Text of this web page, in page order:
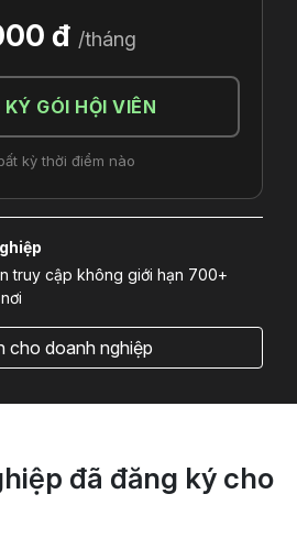
đ /tháng
GÓI HỘI VIÊN
kỳ thời điểm nào
truy cập không giới hạn 700+
cho doanh nghiệp
đã đăng ký cho